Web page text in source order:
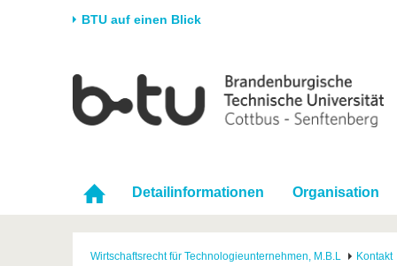
BTU auf einen Blick
Universität
Karriere & Engagement
Partnerschaften &
Strukturwandel
Forschung
Förderung
Wissenschaftlicher
Nachwuchs
Im
Detailinformationen Organisation
Wirtschaftsrecht für Technologieunternehmen, M.B.L Kontakt